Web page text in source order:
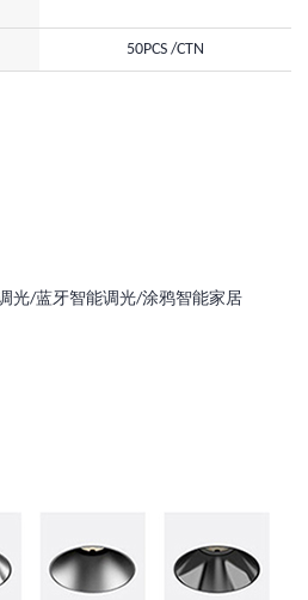
50PCS /CTN
光/蓝牙智能调光/涂鸦智能家居